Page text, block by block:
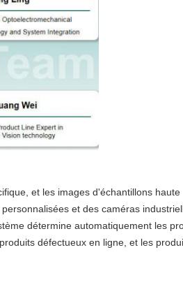
et les images d'échantillons
et des caméras
détermine automatiquement les
défectueux en ligne, et les